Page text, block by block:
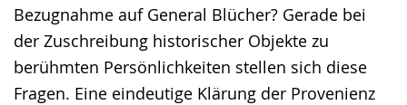
Bezugnahme auf General Blücher? Gerade bei
der Zuschreibung historischer Objekte zu
berühmten Persönlichkeiten stellen sich diese
Fragen. Eine eindeutige Klärung der Provenienz